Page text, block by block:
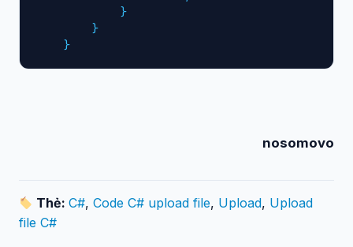
            }
        }
    }
nosomovo
Thẻ:C#,Code C# upload file, Upload, Upload
file C#